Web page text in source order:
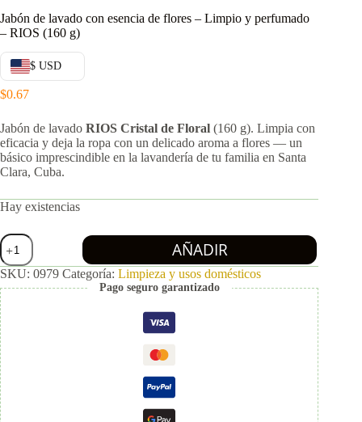
Jabón de lavado con esencia de flores – Limpio y perfumado
– RIOS (160 g)
$ USD
$0.67
Jabón de lavado RIOS Cristal de Floral (160 g). Limpia con
eficacia y deja la ropa con un delicado aroma a flores — un
básico imprescindible en la lavandería de tu familia en Santa
Clara, Cuba.
Hay existencias
Jabón
de
lavado
con
esencia
de
flores
-
Limpio
y
perfumado
-
RIOS
(160
AÑADIR
SKU: 0979 Categoría: Limpieza y usos domésticos
Pago seguro garantizado